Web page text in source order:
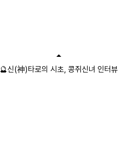
🔮신(神)타로의 시초, 콩쥐신녀 인터뷰